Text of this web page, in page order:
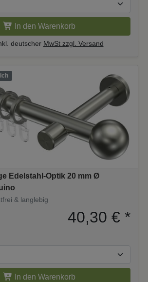
In den Warenkorb
deutscher MwSt zzgl. Versand
Edelstahl-Optik 20 mm Ø
& langlebig
40,30 € *
In den Warenkorb